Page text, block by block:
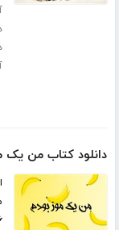
دانلود کتاب من یک